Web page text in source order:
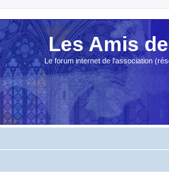
Les Amis
Le forum internet de l'association